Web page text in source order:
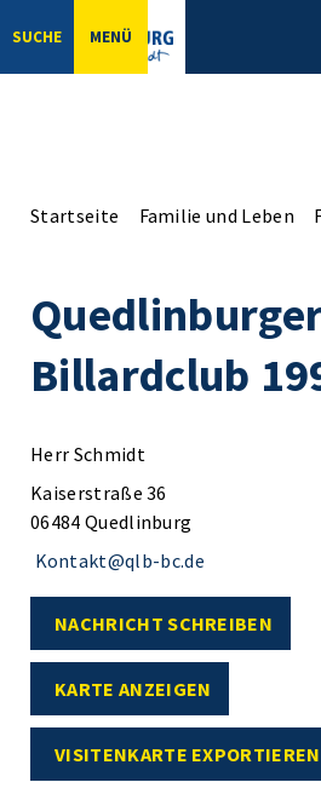
SUCHE MENÜ
Startseite Familie und Leben
Billardclub
Herr Schmidt
Kaiserstraße 36
06484 Quedlinburg
Kontakt@qlb-bc.de
NACHRICHT SCHREIBEN
KARTE ANZEIGEN
VISITENKARTE EXPORTIEREN